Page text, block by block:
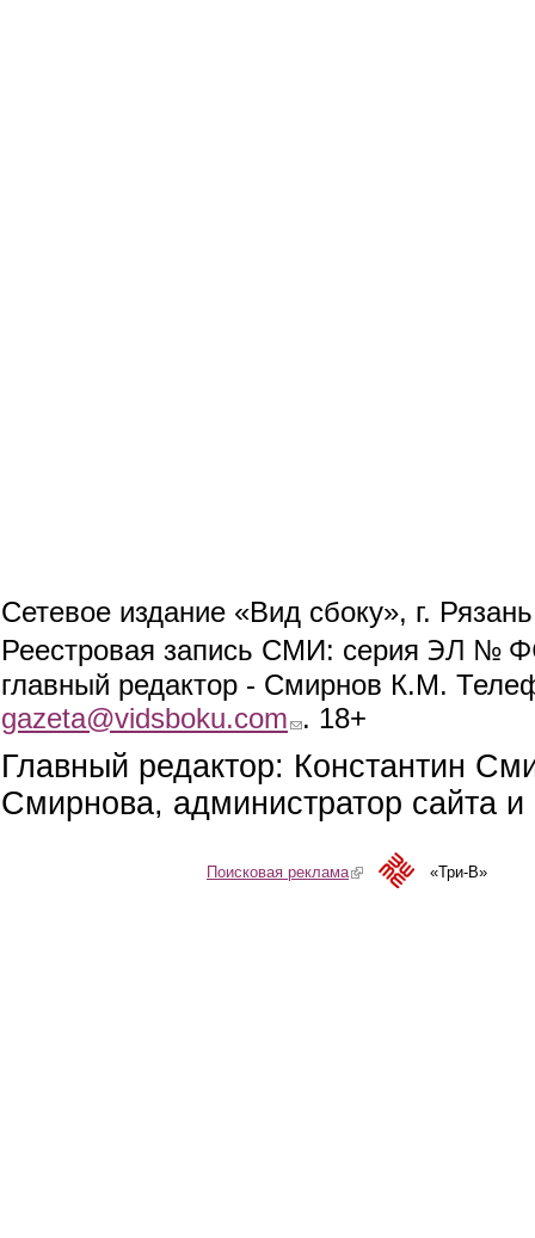
Сетевое издание «Вид сбоку», г.
Реестровая запись СМИ: серия ЭЛ №
главный редактор - Смирнов К.М.
gazeta@vidsboku.com (link sends e-mail)
. 18+
Главный редактор: Константин
Смирнова, администратор сайта
Поисковая реклама(link is external)«Три-В»